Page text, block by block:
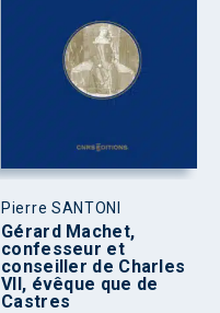
Pierre SANTONI
Gérard Machet,
confesseur et
conseiller de Charles
VII, évêque que de
Castres